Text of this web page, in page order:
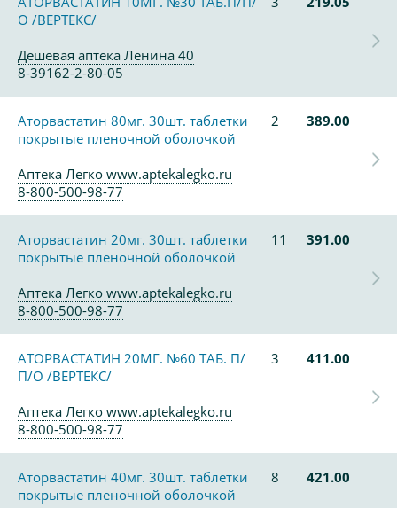
О /ВЕРТЕКС/
Дешевая аптека Ленина 40
8-39162-2-80-05
Аторвастатин 80мг. 30шт. таблетки
покрытые пленочной оболочкой
2 389.00
Аптека Легко www.aptekalegko.ru
8-800-500-98-77
Аторвастатин 20мг. 30шт. таблетки
покрытые пленочной оболочкой
11 391.00
Аптека Легко www.aptekalegko.ru
8-800-500-98-77
АТОРВАСТАТИН 20МГ. №60 ТАБ. П/
П/О /ВЕРТЕКС/
3 411.00
Аптека Легко www.aptekalegko.ru
8-800-500-98-77
Аторвастатин 40мг. 30шт. таблетки
покрытые пленочной оболочкой
8 421.00